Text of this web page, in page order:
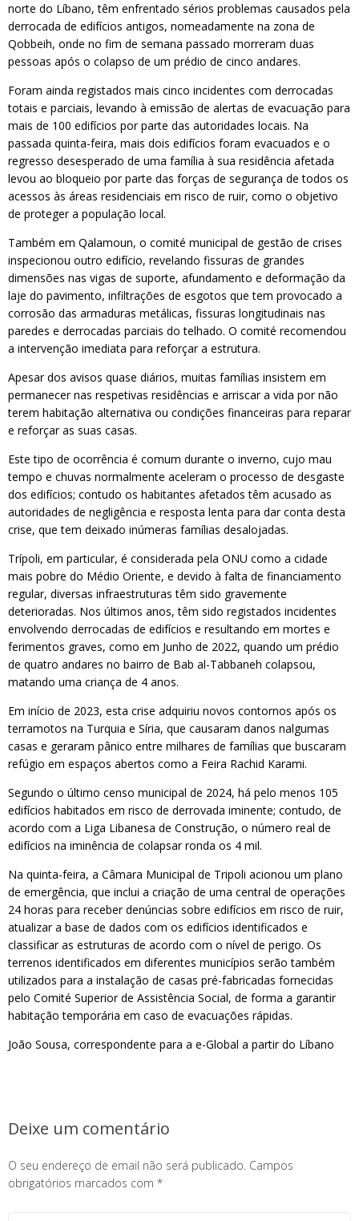
norte do Líbano, têm enfrentado sérios problemas causados pela
derrocada de edifícios antigos, nomeadamente na zona de
Qobbeih, onde no fim de semana passado morreram duas
pessoas após o colapso de um prédio de cinco andares.
Foram ainda registados mais cinco incidentes com derrocadas
totais e parciais, levando à emissão de alertas de evacuação para
mais de 100 edifícios por parte das autoridades locais. Na
passada quinta-feira, mais dois edifícios foram evacuados e o
regresso desesperado de uma família à sua residência afetada
levou ao bloqueio por parte das forças de segurança de todos os
acessos às áreas residenciais em risco de ruir, como o objetivo
de proteger a população local.
Também em Qalamoun, o comité municipal de gestão de crises
inspecionou outro edifício, revelando fissuras de grandes
dimensões nas vigas de suporte, afundamento e deformação da
laje do pavimento, infiltrações de esgotos que tem provocado a
corrosão das armaduras metálicas, fissuras longitudinais nas
paredes e derrocadas parciais do telhado. O comité recomendou
a intervenção imediata para reforçar a estrutura.
Apesar dos avisos quase diários, muitas famílias insistem em
permanecer nas respetivas residências e arriscar a vida por não
terem habitação alternativa ou condições financeiras para reparar
e reforçar as suas casas.
Este tipo de ocorrência é comum durante o inverno, cujo mau
tempo e chuvas normalmente aceleram o processo de desgaste
dos edifícios; contudo os habitantes afetados têm acusado as
autoridades de negligência e resposta lenta para dar conta desta
crise, que tem deixado inúmeras famílias desalojadas.
Trípoli, em particular, é considerada pela ONU como a cidade
mais pobre do Médio Oriente, e devido à falta de financiamento
regular, diversas infraestruturas têm sido gravemente
deterioradas. Nos últimos anos, têm sido registados incidentes
envolvendo derrocadas de edifícios e resultando em mortes e
ferimentos graves, como em Junho de 2022, quando um prédio
de quatro andares no bairro de Bab al-Tabbaneh colapsou,
matando uma criança de 4 anos.
Em início de 2023, esta crise adquiriu novos contornos após os
terramotos na Turquia e Síria, que causaram danos nalgumas
casas e geraram pânico entre milhares de famílias que buscaram
refúgio em espaços abertos como a Feira Rachid Karami.
Segundo o último censo municipal de 2024, há pelo menos 105
edifícios habitados em risco de derrovada iminente; contudo, de
acordo com a Liga Libanesa de Construção, o número real de
edifícios na iminência de colapsar ronda os 4 mil.
Na quinta-feira, a Câmara Municipal de Tripoli acionou um plano
de emergência, que inclui a criação de uma central de operações
24 horas para receber denúncias sobre edifícios em risco de ruir,
atualizar a base de dados com os edifícios identificados e
classificar as estruturas de acordo com o nível de perigo. Os
terrenos identificados em diferentes municípios serão também
utilizados para a instalação de casas pré-fabricadas fornecidas
pelo Comité Superior de Assistência Social, de forma a garantir
habitação temporária em caso de evacuações rápidas.
João Sousa, correspondente para a e-Global a partir do Líbano
Deixe um comentário
O seu endereço de email não será publicado. Campos
obrigatórios marcados com *